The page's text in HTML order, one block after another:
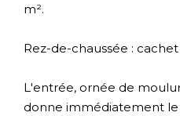
m².
Rez-de-chaussée :
L'entrée, ornée de
donne immédiatement le